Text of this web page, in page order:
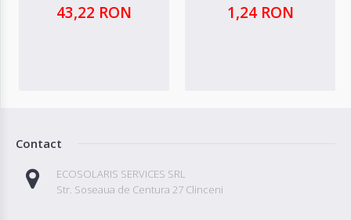
43,22 RON 1,24 RON
Contact
ECOSOLARIS SERVICES SRL
Str. Soseaua de Centura 27 Clinceni